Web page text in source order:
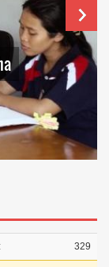
: 329